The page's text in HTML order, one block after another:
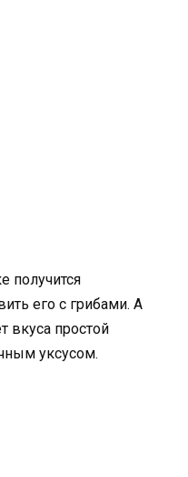
получится
его с грибами. А
вкуса простой
уксусом.